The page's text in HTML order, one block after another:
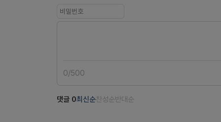
0/500
댓글 0최신순찬성순반대순